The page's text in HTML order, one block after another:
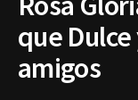
que
amigos